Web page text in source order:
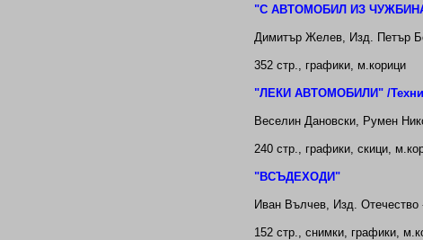
"С АВТОМОБИЛ ИЗ
Димитър Желев, Изд. Петър
352 стр., графики, м.корици
"ЛЕКИ АВТОМОБИЛИ" /
Веселин Дановски, Румен
240 стр., графики, скици,
"ВСЪДЕХОДИ"
Иван Вълчев, Изд. Отечество
152 стр., снимки, графики,